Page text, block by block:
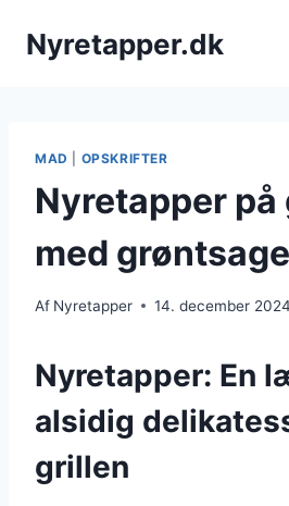
Nyretapper.dk
MAD OPSKRIFTER
Nyretapper
med
Af Nyretapper 14. december 2024
Nyretapper: En
alsidig
grillen